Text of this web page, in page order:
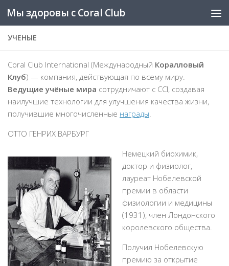
Skip to content
Мы здоровы с Coral Club
УЧЕНЫЕ
Coral Club International (Международный Коралловый
Клуб) — компания, действующая по всему миру.
Ведущие учёные мира сотрудничают с CCI, создавая
наилучшие технологии для улучшения качества жизни,
получившие многочисленные награды.
ОТТО ГЕНРИХ ВАРБУРГ
Немецкий биохимик,
доктор и физиолог,
лауреат Нобелевской
премии в области
физиологии и медицины
(1931), член Лондонского
королевского общества.
Получил Нобелевскую
премию за открытие